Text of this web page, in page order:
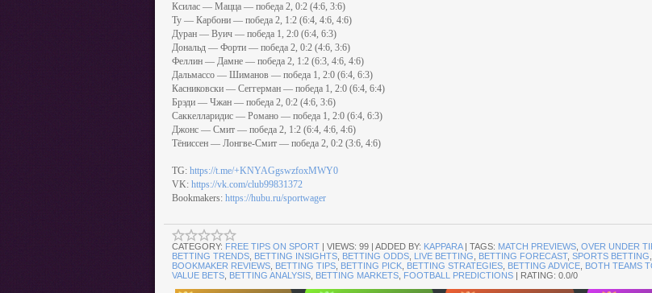
Ксилас — Мацца — победа 2, 0:2 (4:6, 3:6)
Ту — Карбони — победа 2, 1:2 (6:4, 4:6, 4:6)
Дуран — Вуич — победа 1, 2:0 (6:4, 6:3)
Дональд — Форти — победа 2, 0:2 (4:6, 3:6)
Феллин — Дамне — победа 2, 1:2 (6:3, 4:6, 4:6)
Дальмассо — Шиманов — победа 1, 2:0 (6:4, 6:3)
Касниковски — Сеггерман — победа 1, 2:0 (6:4, 6:4)
Брэди — Чжан — победа 2, 0:2 (4:6, 3:6)
Саккелларидис — Романо — победа 1, 2:0 (6:4, 6:3)
Джонс — Смит — победа 2, 1:2 (6:4, 4:6, 4:6)
Тёниссен — Лонгве-Смит — победа 2, 0:2 (3:6, 4:6)
TG: https://t.me/+KNYAGgswzfoxMWY0
VK: https://vk.com/club99831372
Bookmakers: https://hubu.ru/sportwager
CATEGORY: FREE TIPS ON SPORT | VIEWS: 99 | ADDED BY: KAPPARA | TAGS: MATCH PREVIEWS OVER UNDER
BETTING TRENDS BETTING INSIGHTS BETTING ODDS LIVE BETTING BETTING FORECAST, SPORTS BETTING
BOOKMAKER REVIEWS BETTING TIPS BETTING PICK BETTING STRATEGIES BETTING ADVICE BOTH TEAMS
VALUE BETS BETTING ANALYSIS BETTING MARKETS FOOTBALL PREDICTIONS | RATING: 0.0/0